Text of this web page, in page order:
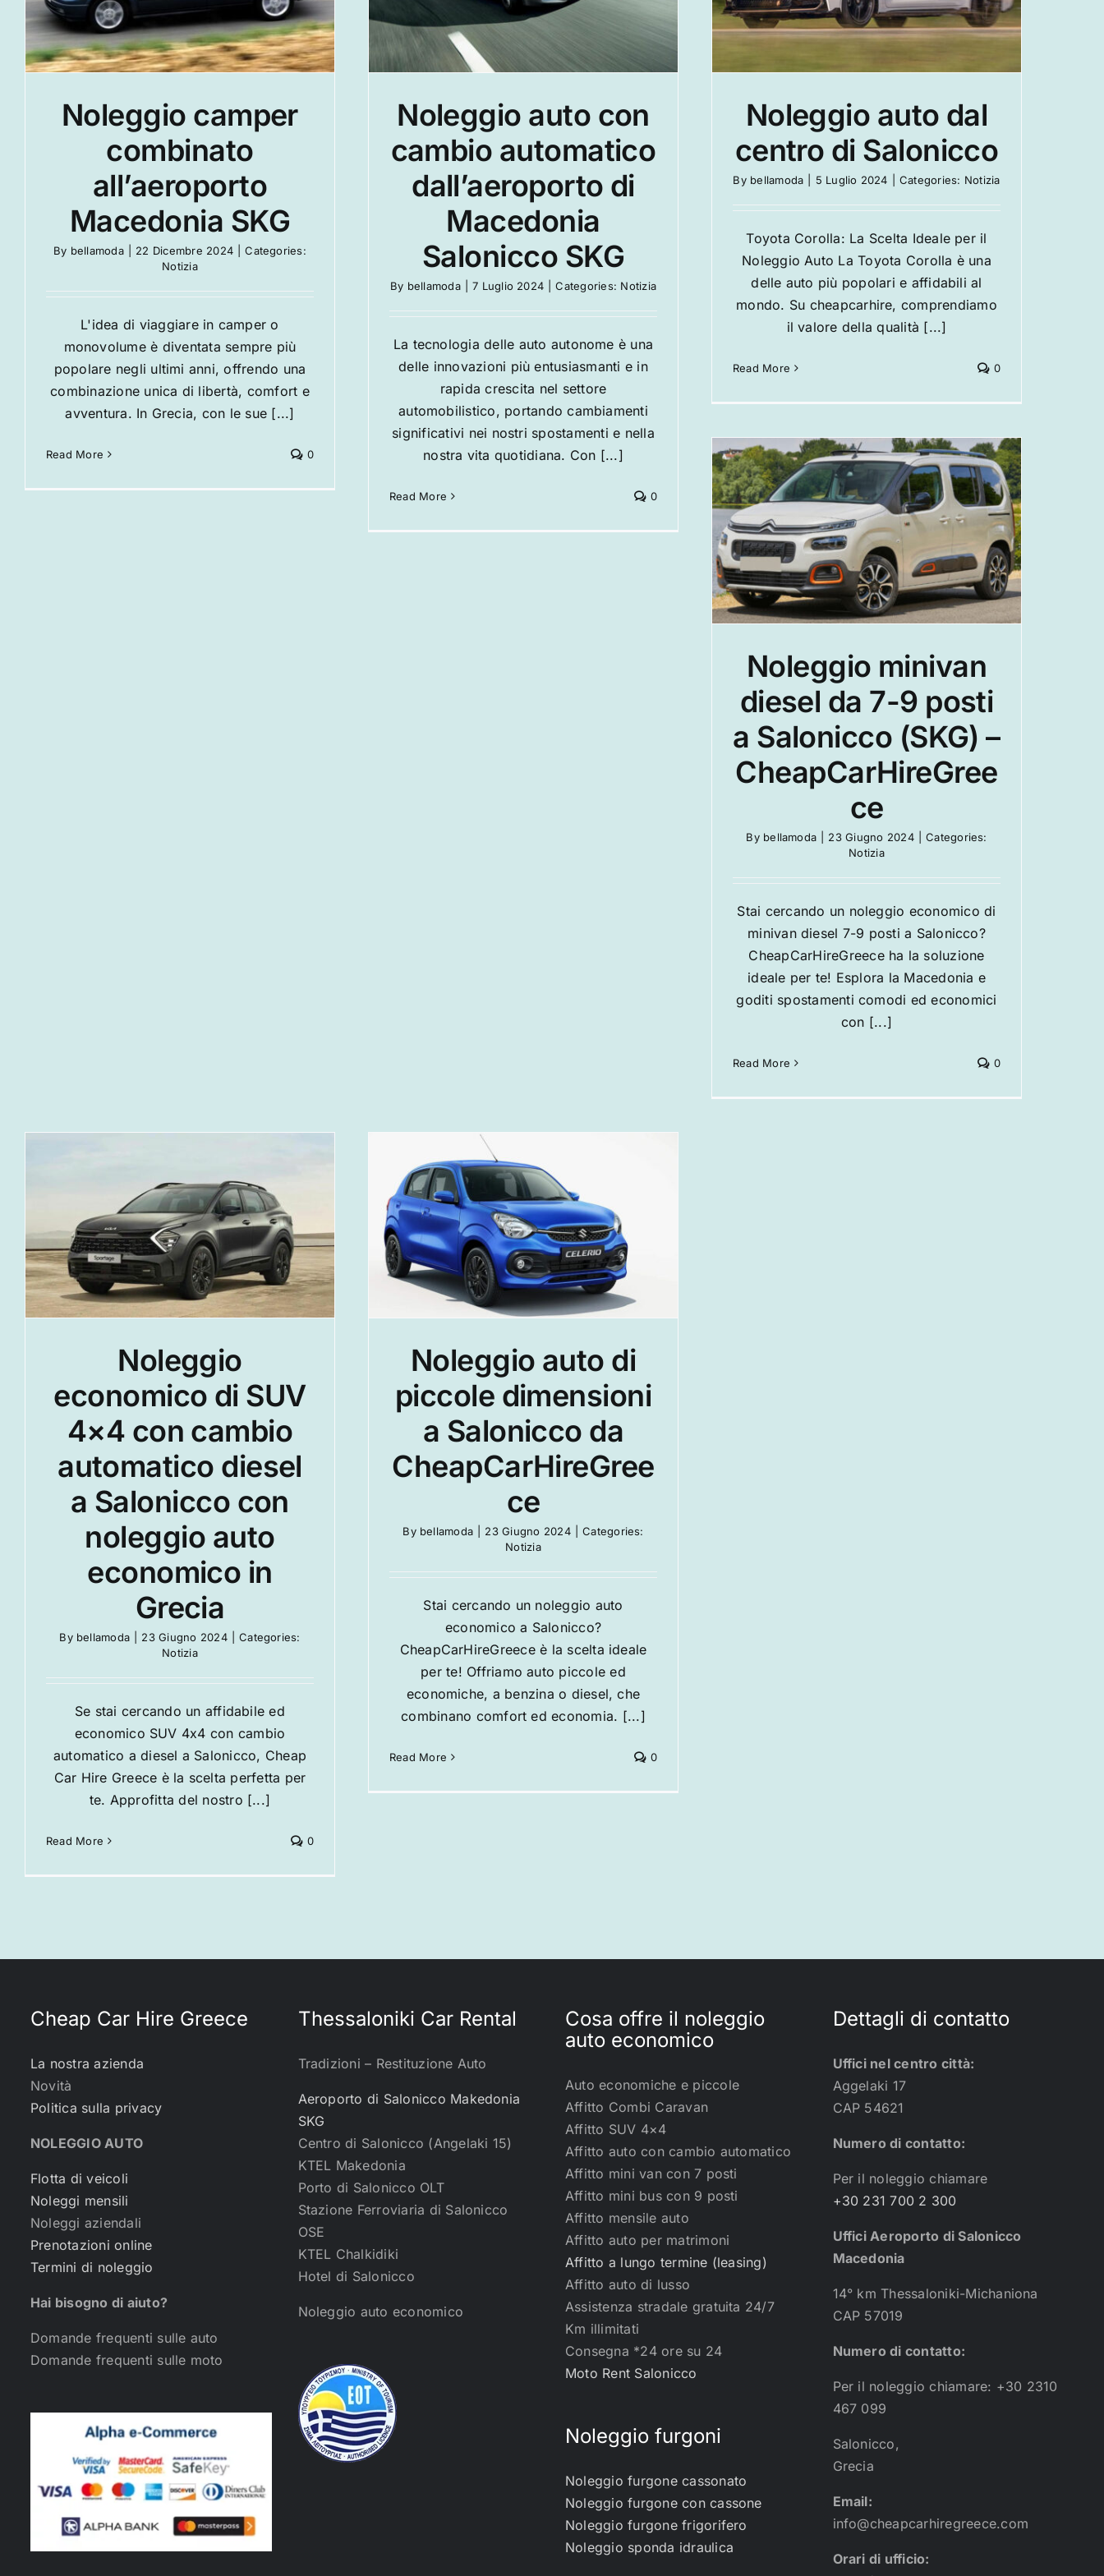
Noleggio camper
combinato
all’aeroporto
Macedonia SKG
By bellamoda 22 Dicembre 2024
Categories:
Notizia
L'idea di viaggiare in camper o
monovolume è diventata sempre più
popolare negli ultimi anni, offrendo una
combinazione unica di libertà, comfort e
avventura. In Grecia, con le sue [...]
Read More 0
Notizia
Noleggio auto con
cambio automatico
dall’aeroporto di
Macedonia
Salonicco SKG
By bellamoda 7 Luglio 2024 Categories: Notizia
La tecnologia delle auto autonome è una
delle innovazioni più entusiasmanti e in
rapida crescita nel settore
automobilistico, portando cambiamenti
significativi nei nostri spostamenti e nella
nostra vita quotidiana. Con [...]
Read More 0
Noleggio auto dal
centro di Salonicco
By bellamoda 5 Luglio 2024 Categories: Notizia
Toyota Corolla: La Scelta Ideale per il
Noleggio Auto La Toyota Corolla è una
delle auto più popolari e affidabili al
mondo. Su cheapcarhire, comprendiamo
il valore della qualità [...]
Read More 0
9 posti a Salonicco (SKG) –
Noleggio minivan
diesel da 7-9 posti
a Salonicco (SKG) –
CheapCarHireGree
ce
By bellamoda 23 Giugno 2024
Categories:
Notizia
Stai cercando un noleggio economico di
minivan diesel 7-9 posti a Salonicco?
CheapCarHireGreece ha la soluzione
ideale per te! Esplora la Macedonia e
goditi spostamenti comodi ed economici
con [...]
Read More 0
Noleggio
economico di SUV
4×4 con cambio
automatico diesel
a Salonicco con
noleggio auto
economico in
Grecia
By bellamoda 23 Giugno 2024
Categories:
Notizia
Se stai cercando un affidabile ed
economico SUV 4x4 con cambio
automatico a diesel a Salonicco, Cheap
Car Hire Greece è la scelta perfetta per
te. Approfitta del nostro [...]
Read More 0
Noleggio auto di piccole
dimensioni a Salonicco da
CheapCarHireGreece
Notizia
Noleggio auto di
piccole dimensioni
a Salonicco da
CheapCarHireGree
ce
By bellamoda 23 Giugno 2024
Categories:
Notizia
Stai cercando un noleggio auto
economico a Salonicco?
CheapCarHireGreece è la scelta ideale
per te! Offriamo auto piccole ed
economiche, a benzina o diesel, che
combinano comfort ed economia. [...]
Read More 0
Cheap Car Hire Greece
La nostra azienda
Novità
Politica sulla privacy
NOLEGGIO AUTO
Flotta di veicoli
Noleggi mensili
Noleggi aziendali
Prenotazioni online
Termini di noleggio
Hai bisogno di aiuto?
Domande frequenti sulle auto
Domande frequenti sulle moto
Thessaloniki Car Rental
Tradizioni – Restituzione Auto
Aeroporto di Salonicco Makedonia
SKG
Centro di Salonicco (Angelaki 15)
KTEL Makedonia
Porto di Salonicco OLT
Stazione Ferroviaria di Salonicco
OSE
KTEL Chalkidiki
Hotel di Salonicco
Noleggio auto economico
Cosa offre il noleggio
auto economico
Auto economiche e piccole
Affitto Combi Caravan
Affitto SUV 4×4
Affitto auto con cambio automatico
Affitto mini van con 7 posti
Affitto mini bus con 9 posti
Affitto mensile auto
Affitto auto per matrimoni
Affitto a lungo termine (leasing)
Affitto auto di lusso
Assistenza stradale gratuita 24/7
Km illimitati
Consegna *24 ore su 24
Moto Rent Salonicco
Noleggio furgoni
Noleggio furgone cassonato
Noleggio furgone con cassone
Noleggio furgone frigorifero
Noleggio sponda idraulica
Dettagli di contatto
Uffici nel centro città:
Aggelaki 17
CAP 54621
Numero di contatto:
Per il noleggio chiamare
+30 231 700 2 300
Uffici Aeroporto di Salonicco
Macedonia
14° km Thessaloniki-Michaniona
CAP 57019
Numero di contatto:
Per il noleggio chiamare: +30 2310
467 099
Salonicco,
Grecia
Email:
info@cheapcarhiregreece.com
Orari di ufficio: